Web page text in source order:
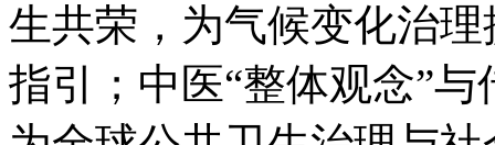
生共荣，为气候变化治
指引；中医“整体观念”